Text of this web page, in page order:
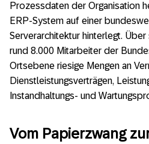
Prozessdaten der Organisation
ERP-System auf einer
Serverarchitektur hinterlegt.
rund 8.000 Mitarbeiter der
Ortsebene riesige Mengen an
Dienstleistungsverträgen,
Instandhaltungs- und
Vom Papierzwang